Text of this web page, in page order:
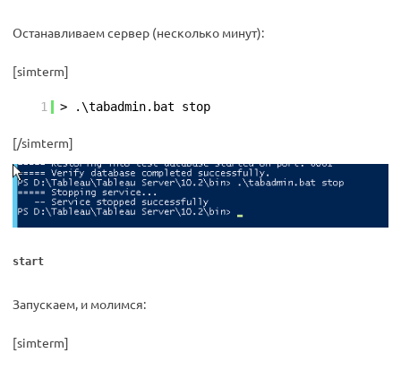
Останавливаем сервер (несколько минут):
[simterm]
1 > .\tabadmin.bat stop
[/simterm]
start
Запускаем, и молимся:
[simterm]